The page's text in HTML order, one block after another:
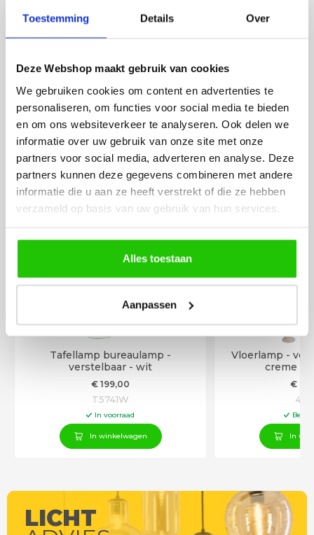
Toestemming Details Over
Deze Webshop maakt gebruik van cookies
We gebruiken cookies om content en advertenties te
personaliseren, om functies voor social media te bieden
en om ons websiteverkeer te analyseren. Ook delen we
informatie over uw gebruik van onze site met onze
partners voor social media, adverteren en analyse. Deze
partners kunnen deze gegevens combineren met andere
informatie die u aan ze heeft verstrekt of die ze hebben
verzameld op basis van uw gebruik van hun services.
Alles toestaan
Aanpassen
netjes en veilig verpakt.
veel sfeer, het is ook
MEER PRODUCTEN
UIT DE SERIE SOVRANO
Alle producten uit deze serie
Tafellamp bureaulamp -
verstelbaar - wit
€ 199,00
T5741W
In voorraad
In winkelwagen
Vloerlamp -
creme -
€
In
LICHT